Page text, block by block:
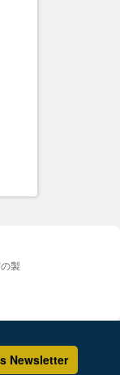
製
Newsletter